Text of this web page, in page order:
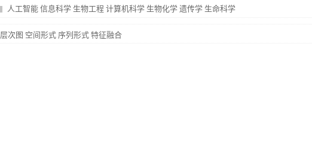
人工智能信息科学 生物工程计算机科学 生物化学遗传学 生命科学
层次图 空间形式 序列形式特征融合